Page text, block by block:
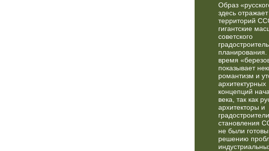
Образ
здесь
территорий
гигантские
советского
время
показывает
романтизм и
архитектурных
концепций
века, так как
архитекторы и
становления
не были
решению